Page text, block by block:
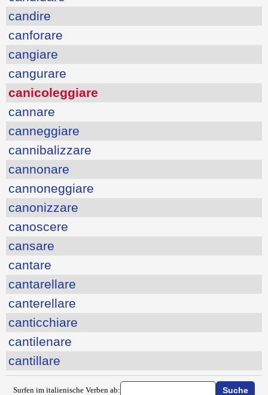
candire
canforare
cangiare
cangurare
canicoleggiare
cannare
canneggiare
cannibalizzare
cannonare
cannoneggiare
canonizzare
canoscere
cansare
cantare
cantarellare
canterellare
canticchiare
cantilenare
cantillare
Surfen im italienische Verben ab: